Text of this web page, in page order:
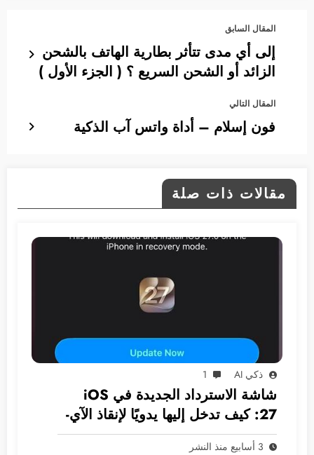
المقال السابق
إلى أي مدى تتأثر بطارية الهاتف بالشحن
الزائد أو الشحن السريع ؟ ( الجزء الأول )
المقال التالي
فون إسلام – أداة واتس آب الذكية
مقالات ذات صلة
ذكي AI 1
شاشة الاسترداد الجديدة في iOS
27: كيف تدخل إليها يدويًا لإنقاذ الآي-
فون دون كمبيوتر؟
3 أسابيع منذ النشر